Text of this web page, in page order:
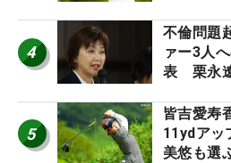
ロたちの
4
不倫問題
ァー3人
表 栗永
5
皆吉愛寿
11ydア
美悠も選